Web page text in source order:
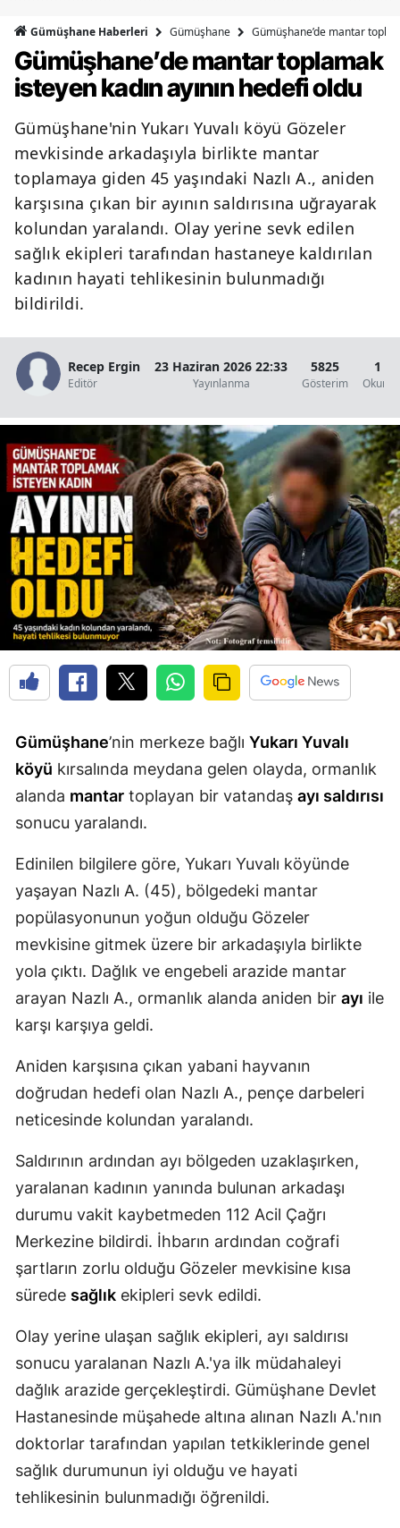
Bingöl
Bitlis
Bolu
Bursa
Çanakkale
Çankırı
Diyarbakır
Edirne
Elazığ
Erzincan
Erzurum
Eskişehir
Gaziantep
Giresun
Gümüşhane
Hatay
Isparta
İstanbul
İzmir
Kars
Kastamonu
Kayseri
Kırşehir
Kocaeli
Konya
Kütahya
Manisa
Kahramanmaraş
Mardin
Muş
Nevşehir
Niğde
Gümüşhane Haberleri Gümüşhane Gümüşhane’de mantar
Gümüşhane’de mantar toplamak
isteyen kadın ayının hedefi oldu
Gümüşhane'nin Yukarı Yuvalı köyü Gözeler
mevkisinde arkadaşıyla birlikte mantar
toplamaya giden 45 yaşındaki Nazlı A., aniden
karşısına çıkan bir ayının saldırısına uğrayarak
kolundan yaralandı. Olay yerine sevk edilen
sağlık ekipleri tarafından hastaneye kaldırılan
kadının hayati tehlikesinin bulunmadığı
bildirildi.
Recep Ergin
Editör
23 Haziran 2026 22:33
Yayınlanma
5825
Gösterim
1
Gümüşhane’nin merkeze bağlı Yukarı Yuvalı
köyü kırsalında meydana gelen olayda, ormanlık
alanda mantar toplayan bir vatandaş ayı saldırısı
sonucu yaralandı.
Edinilen bilgilere göre, Yukarı Yuvalı köyünde
yaşayan Nazlı A. (45), bölgedeki mantar
popülasyonunun yoğun olduğu Gözeler
mevkisine gitmek üzere bir arkadaşıyla birlikte
yola çıktı. Dağlık ve engebeli arazide mantar
arayan Nazlı A., ormanlık alanda aniden bir ayı ile
karşı karşıya geldi.
Aniden karşısına çıkan yabani hayvanın
doğrudan hedefi olan Nazlı A., pençe darbeleri
neticesinde kolundan yaralandı.
Saldırının ardından ayı bölgeden uzaklaşırken,
yaralanan kadının yanında bulunan arkadaşı
durumu vakit kaybetmeden 112 Acil Çağrı
Merkezine bildirdi. İhbarın ardından coğrafi
şartların zorlu olduğu Gözeler mevkisine kısa
sürede sağlık ekipleri sevk edildi.
Olay yerine ulaşan sağlık ekipleri, ayı saldırısı
sonucu yaralanan Nazlı A.'ya ilk müdahaleyi
dağlık arazide gerçekleştirdi. Gümüşhane Devlet
Hastanesinde müşahede altına alınan Nazlı A.'nın
doktorlar tarafından yapılan tetkiklerinde genel
sağlık durumunun iyi olduğu ve hayati
tehlikesinin bulunmadığı öğrenildi.